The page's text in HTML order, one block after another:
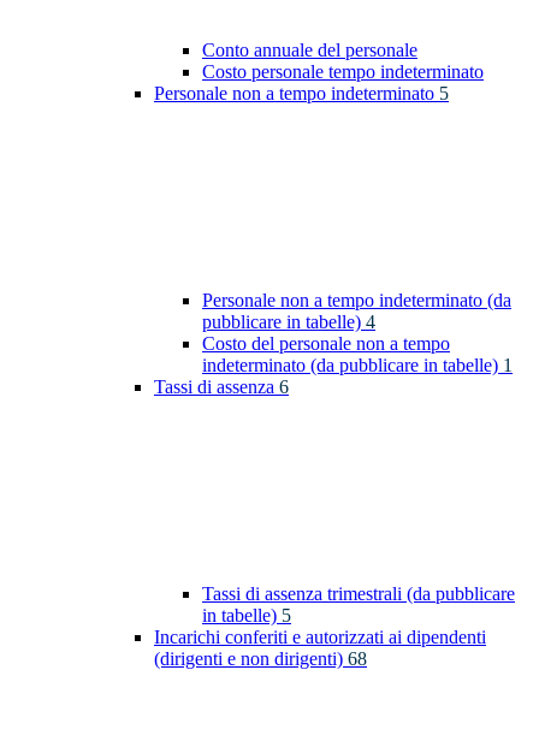
Conto annuale del personale
Costo personale tempo indeterminato
Personale non a tempo indeterminato 5
Personale non a tempo indeterminato (da
pubblicare in tabelle) 4
Costo del personale non a tempo
indeterminato (da pubblicare in tabelle) 1
Tassi di assenza 6
Tassi di assenza trimestrali (da pubblicare
in tabelle) 5
Incarichi conferiti e autorizzati ai dipendenti
(dirigenti e non dirigenti) 68